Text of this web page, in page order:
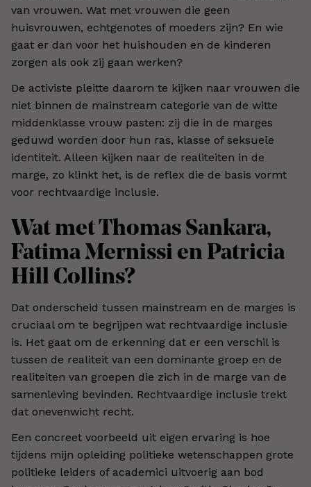
van vrouwen. Wat met vrouwen die geen
huisvrouwen, echtgenotes of moeders zijn? En wie
gaat er dan voor het huishouden en de kinderen
zorgen als ook zij gaan werken?
De activiste pleitte daarom te kijken naar vrouwen die
niet binnen de mainstream categorie van de witte
middenklasse vrouw pasten: zij die in de marges
geduwd worden door hun ras, klasse of seksuele
identiteit. Alleen kijken naar de realiteiten in de
marge, zo klinkt het, is de reflex die de basis vormt
voor rechtvaardige inclusie.
Wat met Thomas Sankara,
Fatima Mernissi en Patricia
Hill Collins?
Dat onderscheid tussen mainstream en de marges is
cruciaal om te begrijpen wat rechtvaardige inclusie
is. Het gaat om de erkenning dat er een verschil is
tussen de realiteit van een dominante groep en de
realiteiten van groepen die zich in de marge van de
samenleving bevinden. Rechtvaardige inclusie trekt
dat onevenwicht recht.
Een concreet voorbeeld uit eigen ervaring is hoe
tijdens mijn opleiding politieke wetenschappen grote
politieke leiders of academici uitvoerig aan bod